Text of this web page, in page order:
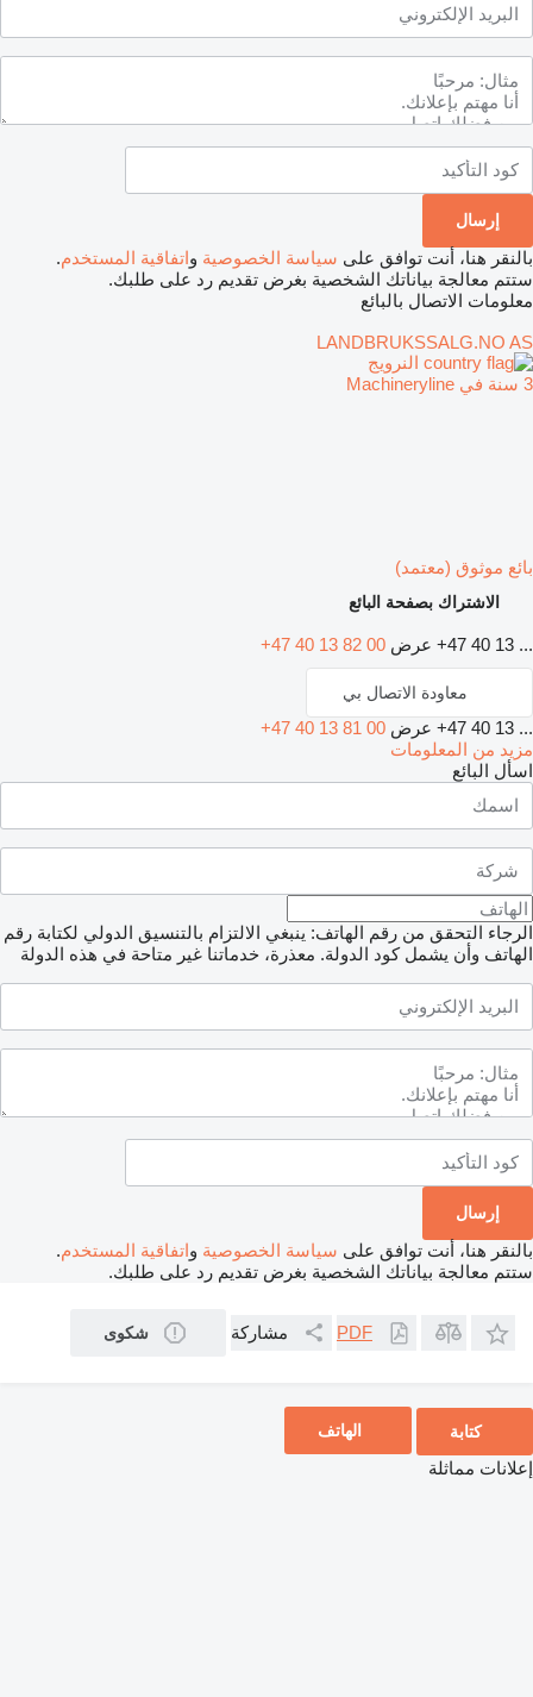
بالنقر هنا، أنت توافق على سياسة الخصوصية واتفاقية المستخدم.
ستتم معالجة بياناتك الشخصية بغرض تقديم رد على طلبك.
معلومات الاتصال بالبائع
LANDBRUKSSALG.NO AS
النرويج
3 سنة في Machineryline
بائع موثوق (معتمد)
الاشتراك بصفحة البائع
+47 40 13 ... عرض +47 40 13 82 00
معاودة الاتصال بي
+47 40 13 ... عرض +47 40 13 81 00
مزيد من المعلومات
اسأل البائع
الرجاء التحقق من رقم الهاتف: ينبغي الالتزام بالتنسيق الدولي لكتابة رقم
الهاتف وأن يشمل كود الدولة. معذرة، خدماتنا غير متاحة في هذه الدولة
بالنقر هنا، أنت توافق على سياسة الخصوصية واتفاقية المستخدم.
ستتم معالجة بياناتك الشخصية بغرض تقديم رد على طلبك.
PDF مشاركة شكوى
كتابة الهاتف
إعلانات مماثلة